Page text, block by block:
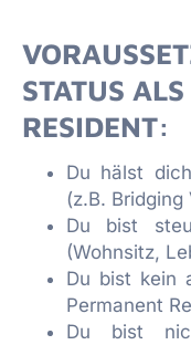
STATUS
RESIDENT:
Du hälst
(z.B.
Du bist
(Wohnsitz,
Du bist kein
Permanent
Du bist